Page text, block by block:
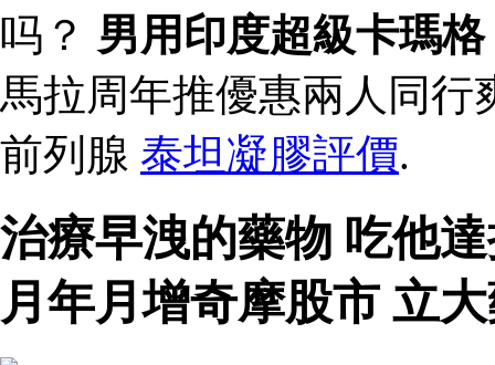
吗？ 男用印度超級卡瑪格
馬拉周年推優惠兩人同行
前列腺 泰坦凝膠評價.
治療早洩的藥物 吃他
月年月增奇摩股市 立